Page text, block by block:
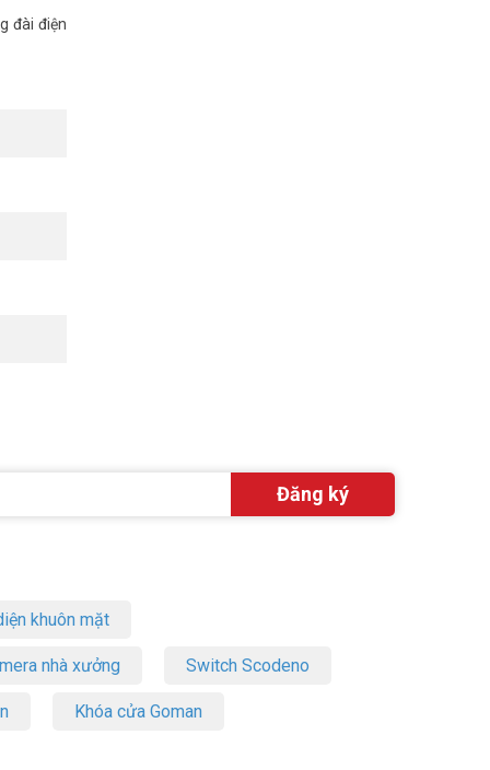
đài điện
khuôn mặt
nhà xưởng Switch Scodeno
Khóa cửa Goman